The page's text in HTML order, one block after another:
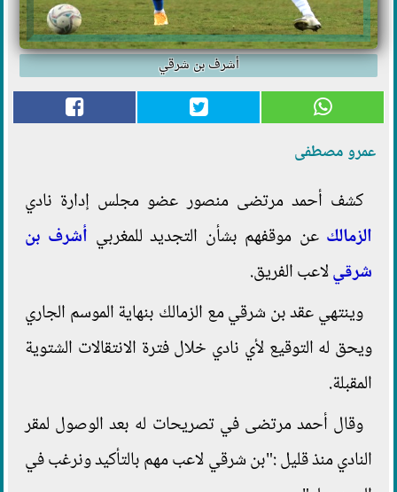
أشرف بن شرقي
عمرو مصطفى
كشف أحمد مرتضى منصور عضو مجلس إدارة نادي
الزمالك عن موقفهم بشأن التجديد للمغربي أشرف بن
شرقيلاعب الفريق.
وينتهي عقد بن شرقي مع الزمالك بنهاية الموسم الجاري
ويحق له التوقيع لأي نادي خلال فترة الانتقالات الشتوية
المقبلة.
وقال أحمد مرتضى في تصريحات له بعد الوصول لمقر
النادي منذ قليل :"بن شرقي لاعب مهم بالتأكيد ونرغب في